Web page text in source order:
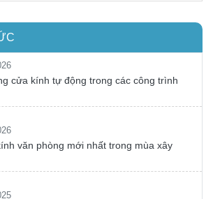
cửa kính tự động trong các công trình
văn phòng mới nhất trong mùa xây